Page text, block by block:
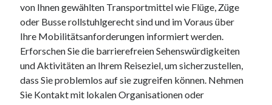
von Ihnen gewählten Transportmittel wie Flüge, Züge
oder Busse rollstuhlgerecht sind und im Voraus über
Ihre Mobilitätsanforderungen informiert werden.
Erforschen Sie die barrierefreien Sehenswürdigkeiten
und Aktivitäten an Ihrem Reiseziel, um sicherzustellen,
dass Sie problemlos auf sie zugreifen können. Nehmen
Sie Kontakt mit lokalen Organisationen oder